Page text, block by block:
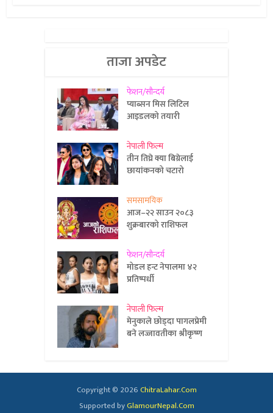
ताजा अपडेट
फेशन/सौन्दर्य
प्याब्सन मिस लिटिल
आइडलको तयारी
नेपाली फिल्म
तीन तिघ्रे क्या बिग्रेलाई
छायांकनको चटारो
समसामयिक
आज–२२ साउन २०८३
शुक्रबारको राशिफल
फेशन/सौन्दर्य
मोडल हन्ट नेपालमा ४२
प्रतिष्पर्धी
नेपाली फिल्म
मेनुकाले छोड्दा पागलप्रेमी
बने लज्जावतीका श्रीकृष्ण
Copyright © 2026ChitraLahar.Com
Supported byGlamourNepal.Com